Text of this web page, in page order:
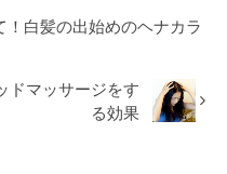
白髪の出始めのヘナカラ
ドマッサージをす
る効果